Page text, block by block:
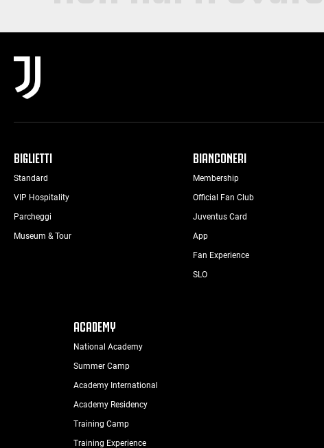
BIGLIETTI
Standard
VIP Hospitality
Parcheggi
Museum & Tour
BIANCONERI
Membership
Official Fan Club
Juventus Card
App
Fan Experience
SLO
ACADEMY
National Academy
Summer Camp
Academy International
Academy Residency
Training Camp
Training Experience